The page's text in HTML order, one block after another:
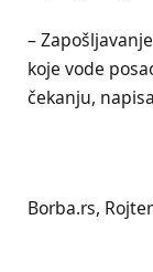
–
koje vode
čekanju,
Borba.rs,